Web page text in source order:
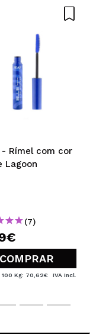
- Rímel com cor
Lagoon
(7)
COMPRAR
100 Kg: 70,62€ IVA Incl.